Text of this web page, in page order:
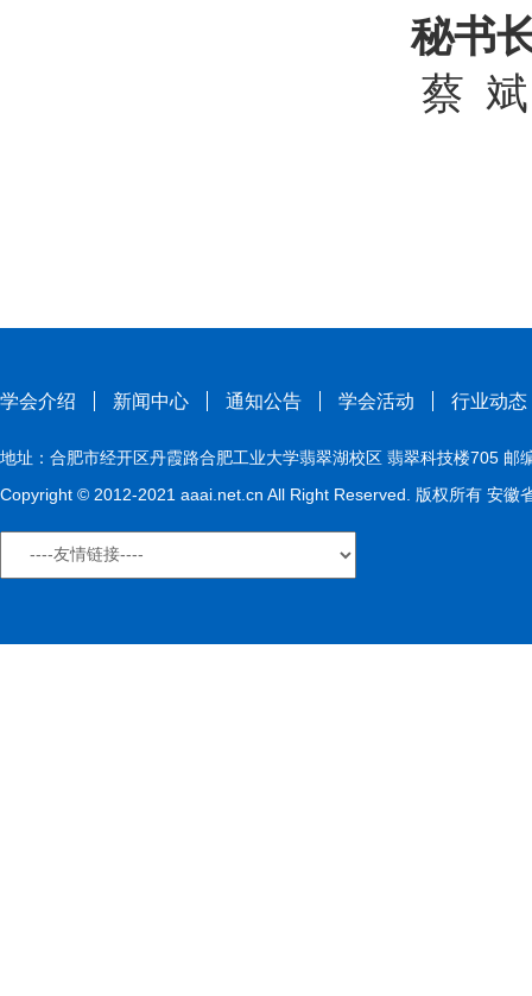
秘书
蔡 斌
学会介绍 新闻中心 通知公告 学会活动 行业动态
地址：合肥市经开区丹霞路合肥工业大学翡翠湖校区 翡翠科技楼705
Copyright © 2012-2021 aaai.net.cn All Right Reserved. 版权所有 安徽